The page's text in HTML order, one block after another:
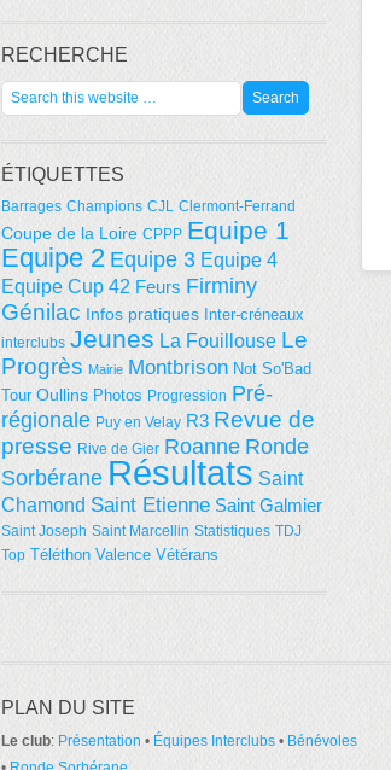
RECHERCHE
ÉTIQUETTES
Barrages Champions CJL Clermont-Ferrand
Coupe de la Loire CPPP Equipe 1
Equipe 2 Equipe 3 Equipe 4
Equipe Cup 42 Feurs Firminy
Génilac Infos pratiques Inter-créneaux
interclubs Jeunes La Fouillouse Le
Progrès Mairie Montbrison Not So'Bad
Tour Oullins Photos Progression Pré-
régionale Puy en Velay R3 Revue de
presse Rive de Gier Roanne Ronde
Sorbérane Résultats Saint
Chamond Saint Etienne Saint Galmier
Saint Joseph Saint Marcellin Statistiques TDJ
Top Téléthon Valence Vétérans
PLAN DU SITE
Le club: Présentation • Équipes Interclubs • Bénévoles